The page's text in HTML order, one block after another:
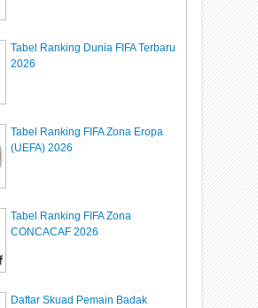
Tabel Ranking Dunia FIFA Terbaru
2026
Tabel Ranking FIFA Zona Eropa
(UEFA) 2026
Tabel Ranking FIFA Zona
CONCACAF 2026
Daftar Skuad Pemain Badak